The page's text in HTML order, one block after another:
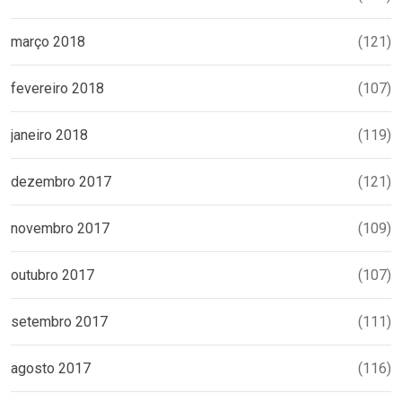
março 2018 (121)
fevereiro 2018 (107)
janeiro 2018 (119)
dezembro 2017 (121)
novembro 2017 (109)
outubro 2017 (107)
setembro 2017 (111)
agosto 2017 (116)